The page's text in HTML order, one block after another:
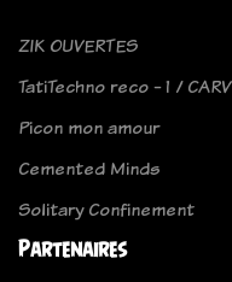
ZIK OUVERTES
TatiTechno reco - 1 / CARV
Picon mon amour
Cemented Minds
Solitary Confinement
Partenaires